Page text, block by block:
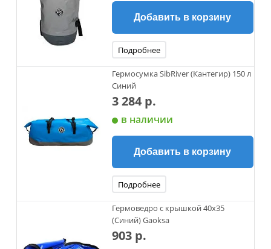
Добавить в корзину
Подробнее
Гермосумка SibRiver (Кантегир) 150 л
Синий
3 284 р.
в наличии
Добавить в корзину
Подробнее
Гермоведро с крышкой 40х35
(Синий) Gaoksa
903 р.